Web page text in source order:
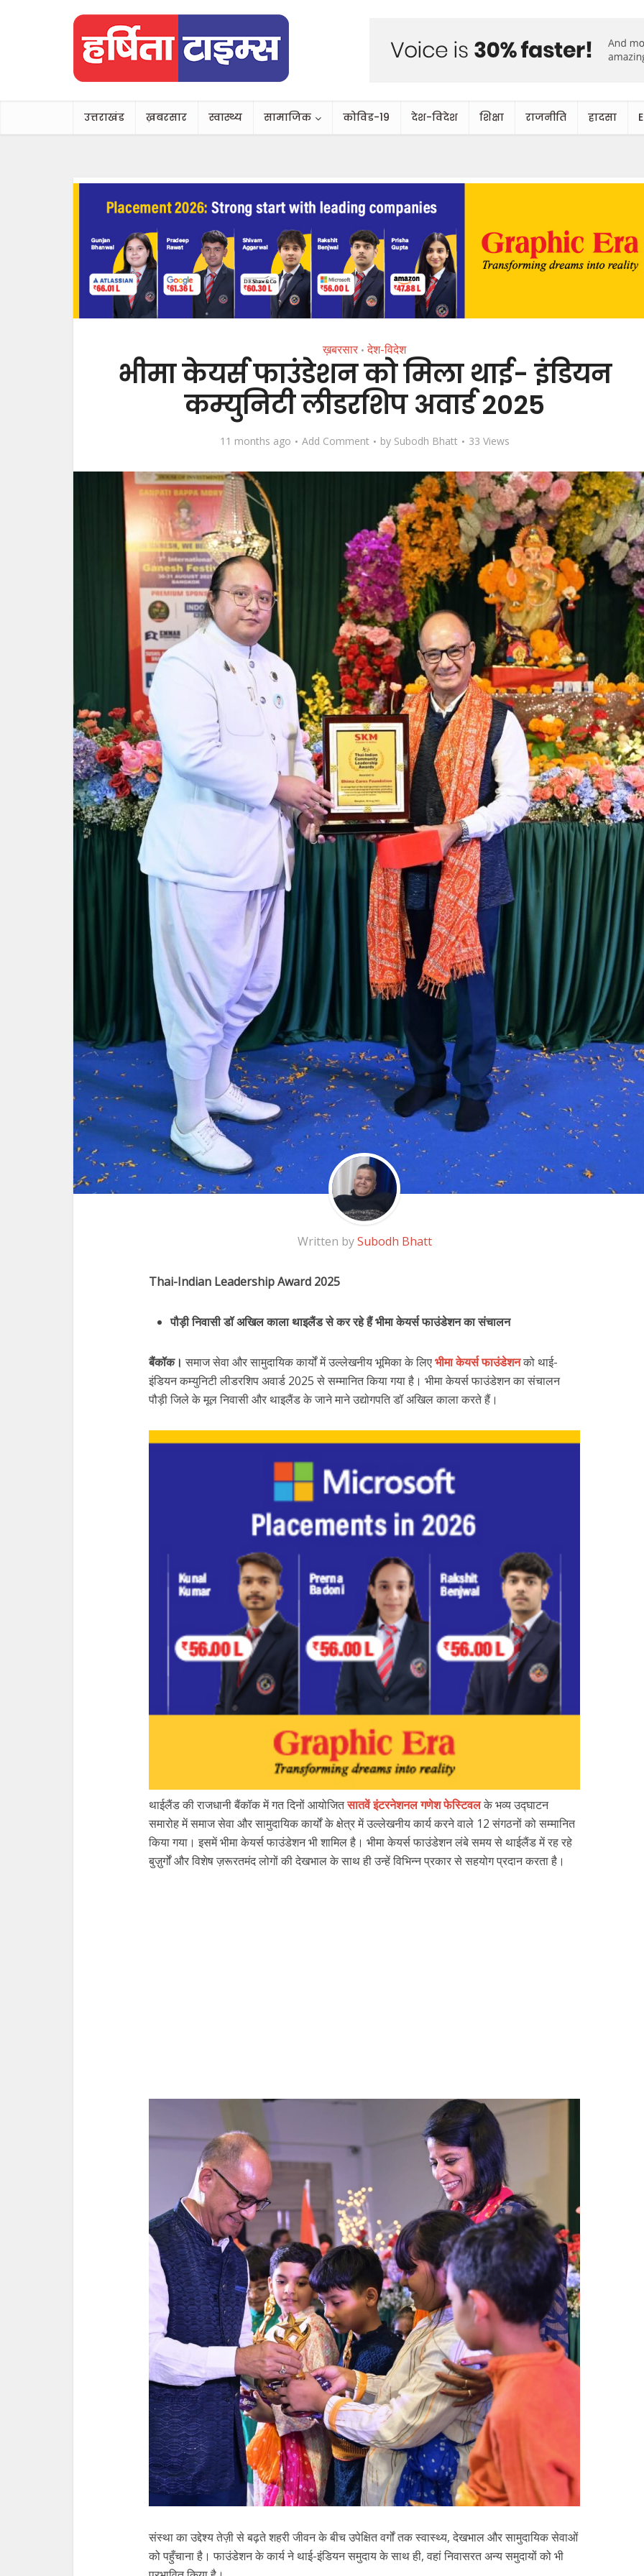
उत्तराखंड ख़बरसार स्वास्थ्य सामाजिक कोविड-19 देश-विदेश शिक्षा राजनीति हादसा
ख़बरसार • देश-विदेश
भीमा केयर्स फाउंडेशन को मिला थाई- इंडियन
कम्युनिटी लीडरशिप अवार्ड 2025
11 months ago Add Comment by Subodh Bhatt 33 Views
Written bySubodh Bhatt
Thai-Indian Leadership Award 2025
पौड़ी निवासी डॉ अखिल काला थाइलैंड से कर रहे हैं भीमा केयर्स फाउंडेशन का संचालन
बैंकॉक।समाज सेवा और सामुदायिक कार्यों में उल्लेखनीय भूमिका के लिएभीमा केयर्स फाउंडेशनको थाई-
इंडियन कम्युनिटी लीडरशिप अवार्ड 2025 से सम्मानित किया गया है। भीमा केयर्स फाउंडेशन का संचालन
पौड़ी जिले के मूल निवासी और थाइलैंड के जाने माने उद्योगपति डॉ अखिल काला करते हैं।
थाईलैंड की राजधानी बैंकॉक में गत दिनों आयोजितसातवें इंटरनेशनल गणेश फेस्टिवलके भव्य उद्घाटन
समारोह में समाज सेवा और सामुदायिक कार्यों के क्षेत्र में उल्लेखनीय कार्य करने वाले 12 संगठनों को सम्मानित
किया गया। इसमें भीमा केयर्स फाउंडेशन भी शामिल है। भीमा केयर्स फाउंडेशन लंबे समय से थाईलैंड में रह रहे
बुज़ुर्गों और विशेष ज़रूरतमंद लोगों की देखभाल के साथ ही उन्हें विभिन्न प्रकार से सहयोग प्रदान करता है।
संस्था का उद्देश्य तेज़ी से बढ़ते शहरी जीवन के बीच उपेक्षित वर्गों तक स्वास्थ्य, देखभाल और सामुदायिक सेवाओं
को पहुँचाना है। फाउंडेशन के कार्य ने थाई-इंडियन समुदाय के साथ ही, वहां निवासरत अन्य समुदायों को भी